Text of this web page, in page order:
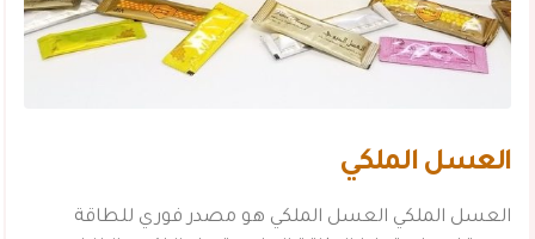
العسل الملكي
العسل الملكي العسل الملكي هو مصدر فوري للطاقة